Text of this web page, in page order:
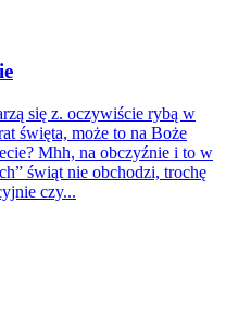
się z. oczywiście rybą w
święta, może to na Boże
Mhh, na obczyźnie i to w
świąt nie obchodzi, trochę
czy...